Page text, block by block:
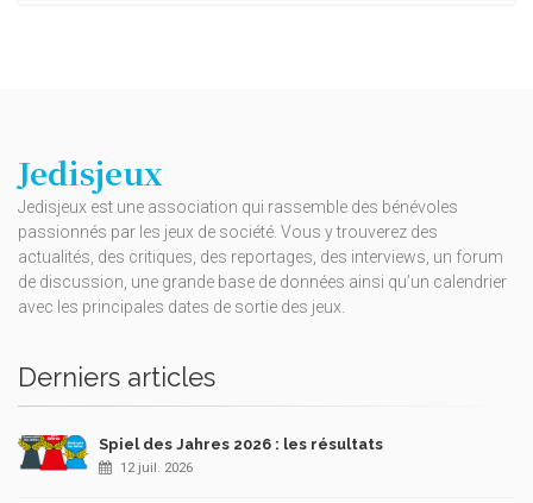
Jedisjeux
Jedisjeux est une association qui rassemble des bénévoles
passionnés par les jeux de société. Vous y trouverez des
actualités, des critiques, des reportages, des interviews, un forum
de discussion, une grande base de données ainsi qu’un calendrier
avec les principales dates de sortie des jeux.
Derniers articles
Spiel des Jahres 2026 : les résultats
12 juil. 2026